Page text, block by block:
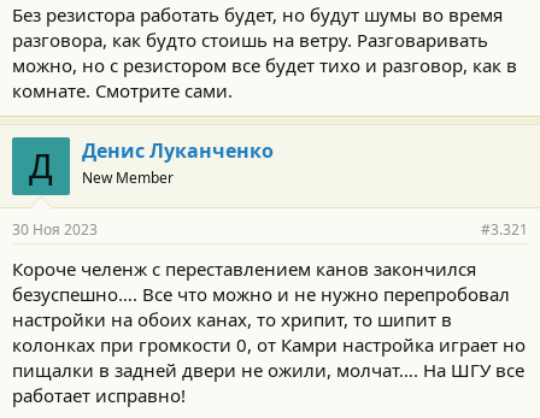
Без резистора работать будет, но будут шумы во время
разговора, как будто стоишь на ветру. Разговаривать
можно, но с резистором все будет тихо и разговор, как в
комнате. Смотрите сами.
Д Денис Луканченко
New Member
30 Ноя 2023 #3.321
Короче челенж с переставлением канов закончился
безуспешно…. Все что можно и не нужно перепробовал
настройки на обоих канах, то хрипит, то шипит в
колонках при громкости 0, от Камри настройка играет но
пищалки в задней двери не ожили, молчат…. На ШГУ все
работает исправно!